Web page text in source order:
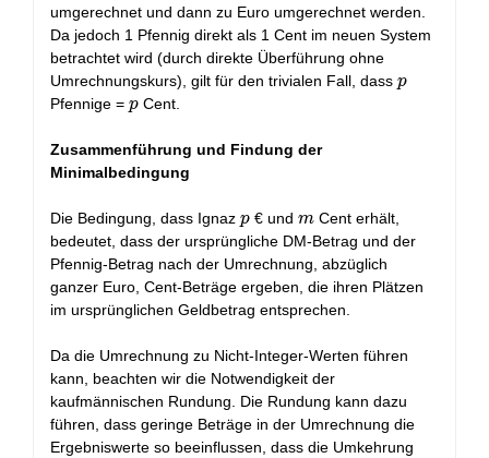
umgerechnet und dann zu Euro umgerechnet werden.
Da jedoch 1 Pfennig direkt als 1 Cent im neuen System
betrachtet wird (durch direkte Überführung ohne
Umrechnungskurs), gilt für den trivialen Fall, dass p
p
Pfennige = p
p Cent.
Zusammenführung und Findung der
Minimalbedingung
Die Bedingung, dass Ignaz p
p € und m
m Cent erhält,
bedeutet, dass der ursprüngliche DM-Betrag und der
Pfennig-Betrag nach der Umrechnung, abzüglich
ganzer Euro, Cent-Beträge ergeben, die ihren Plätzen
im ursprünglichen Geldbetrag entsprechen.
Da die Umrechnung zu Nicht-Integer-Werten führen
kann, beachten wir die Notwendigkeit der
kaufmännischen Rundung. Die Rundung kann dazu
führen, dass geringe Beträge in der Umrechnung die
Ergebniswerte so beeinflussen, dass die Umkehrung